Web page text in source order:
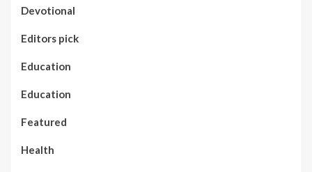
Devotional
Editors pick
Education
Education
Featured
Health